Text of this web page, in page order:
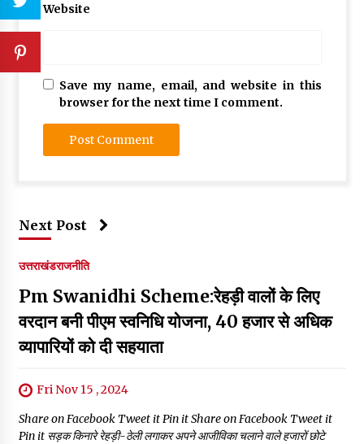
Website
Save my name, email, and website in this
browser for the next time I comment.
Next Post
उत्तराखंडराजनीति
Pm Swanidhi Scheme:रेहड़ी वालों के लिए
वरदान बनी पीएम स्वनिधि योजना, 40 हजार से अधिक
व्यापारियों को दी सहयाता
Fri Nov 15 , 2024
Share on Facebook Tweet it Pin it Share on Facebook Tweet it
Pin it सड़क किनारे रेहड़ी-ठेली लगाकर अपने आजीविका चलाने वाले हजारों छोटे